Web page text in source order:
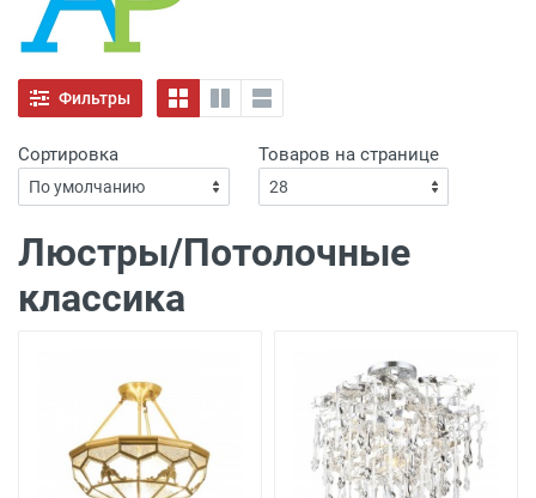
Фильтры
Сортировка Товаров на странице
Люстры/Потолочные
классика